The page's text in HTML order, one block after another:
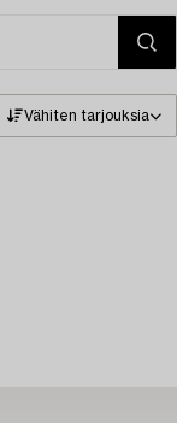
Vähiten tarjouksia